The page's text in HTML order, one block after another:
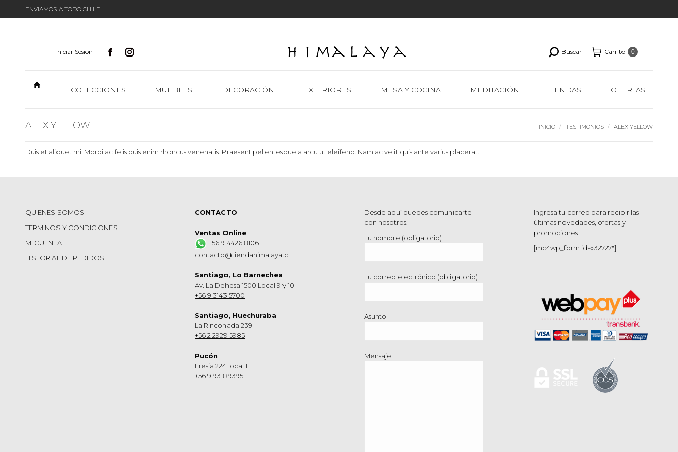
ENVIAMOS A TODO CHILE.
Iniciar Sesion Buscar Carrito 0
COLECCIONES MUEBLES DECORACIÓN EXTERIORES MESA Y COCINA MEDITACIÓN TIENDAS OFERTAS
ALEX YELLOW Estás aquí:
INICIO TESTIMONIOS ALEX YELLOW
Duis et aliquet mi. Morbi ac felis quis enim rhoncus venenatis. Praesent pellentesque a arcu ut eleifend. Nam ac velit quis ante varius placerat.
QUIENES SOMOS
TERMINOS Y CONDICIONES
MI CUENTA
HISTORIAL DE PEDIDOS
CONTACTO
Ventas Online
+56 9 4426 8106
contacto@tiendahimalaya.cl
Santiago, Lo Barnechea
Av. La Dehesa 1500 Local 9 y 10
+56 9 3143 5700
Santiago, Huechuraba
La Rinconada 239
+56 2 2929 5985
Pucón
Fresia 224 local 1
+56 9 93189395
Desde aquí puedes comunicarte
con nosotros.
Tu nombre (obligatorio)
Tu correo electrónico (obligatorio)
Asunto
Mensaje
Ingresa tu correo para recibir las
últimas novedades, ofertas y
promociones
[mc4wp_form id=»32727″]